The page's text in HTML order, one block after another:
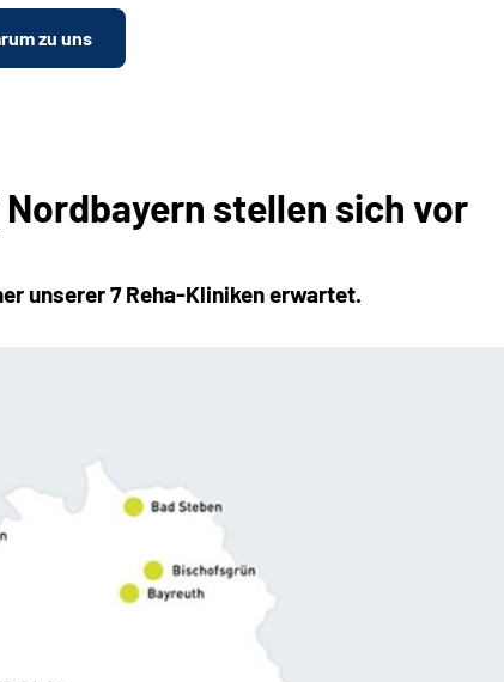
zu uns
Nordbayern stellen sich vor
unserer 7 Reha-Kliniken erwartet.